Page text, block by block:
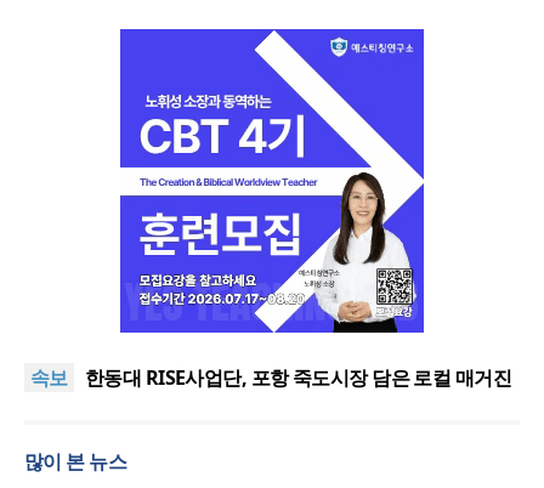
속보
느헤미야 연합기도회, ‘왕의 기도’로 나라·한국교회·다
여”
한동대 RISE사업단, 포항 죽도시장 담은 로컬 매거진
느헤미야 연합기도회, ‘왕의 기도’로 나라·한국교회·다
많이 본 뉴스